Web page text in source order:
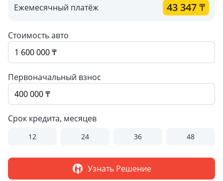
Ежемесячный платёж 43 347₸
Стоимость авто
Первоначальный взнос
Срок кредита, месяцев
12 24 36 48
Узнать Решение